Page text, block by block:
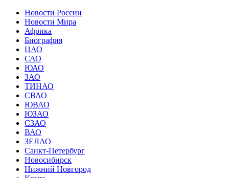
Новости России
Новости Мира
Африка
Биография
ЦАО
САО
ЮАО
ЗАО
ТИНАО
СВАО
ЮВАО
ЮЗАО
СЗАО
ВАО
ЗЕЛАО
Санкт-Петербург
Новосибирск
Нижний Новгород